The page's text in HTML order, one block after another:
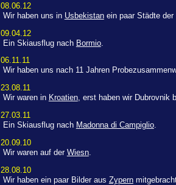
08.06.12
Wir haben uns in Usbekistanein paar Städte der
09.04.12
Ein Skiausflug nach Bormio.
06.11.11
Wir haben uns nach 11 Jahren
23.08.11
Wir waren in Kroatien, erst haben wir Dubrovnik
27.03.11
Ein Skiausflug nach Madonna di Campiglio.
20.09.10
Wir waren auf der Wiesn.
28.08.10
Wir haben ein paar Bilder aus Zypern